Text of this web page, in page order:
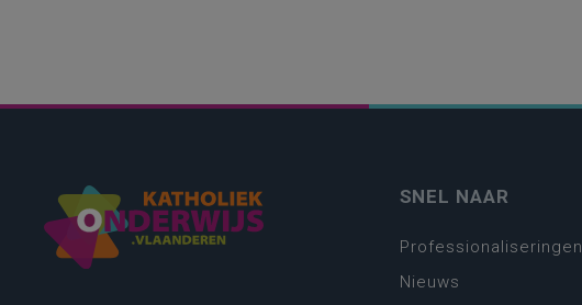
SNEL NAAR
Professionaliseringen
Nieuws